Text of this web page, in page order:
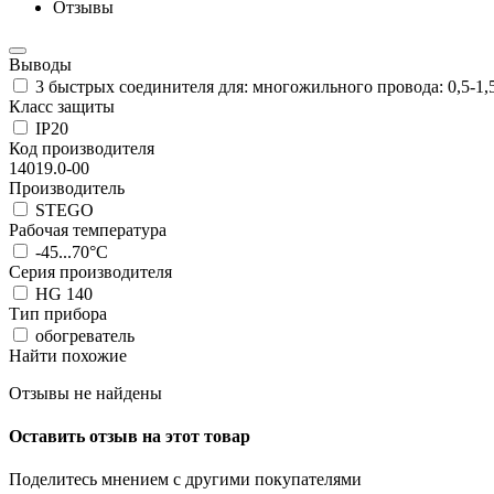
Отзывы
Выводы
3 быстрых соединителя для: многожильного провода: 0,5-
Класс защиты
IP20
Код производителя
14019.0-00
Производитель
STEGO
Рабочая температура
-45...70°C
Серия производителя
HG 140
Тип прибора
обогреватель
Найти похожие
Отзывы не найдены
Оставить отзыв на этот товар
Поделитесь мнением с другими покупателями